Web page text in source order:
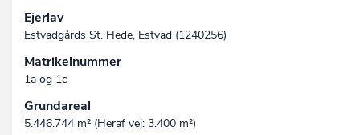
Ejerlav
Estvadgårds St. Hede, Estvad (1240256)
Matrikelnummer
1a og 1c
Grundareal
5.446.744 m² (Heraf vej: 3.400 m²)